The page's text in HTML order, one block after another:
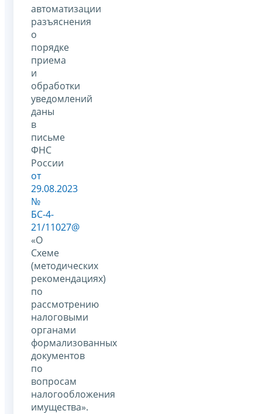
автоматизации
разъяснения
о
порядке
приема
и
обработки
уведомлений
даны
в
письме
ФНС
России
от
29.08.2023
№
БС-4-
21/11027@
«О
Схеме
(методических
рекомендациях)
по
рассмотрению
налоговыми
органами
формализованных
документов
по
вопросам
налогообложения
имущества».